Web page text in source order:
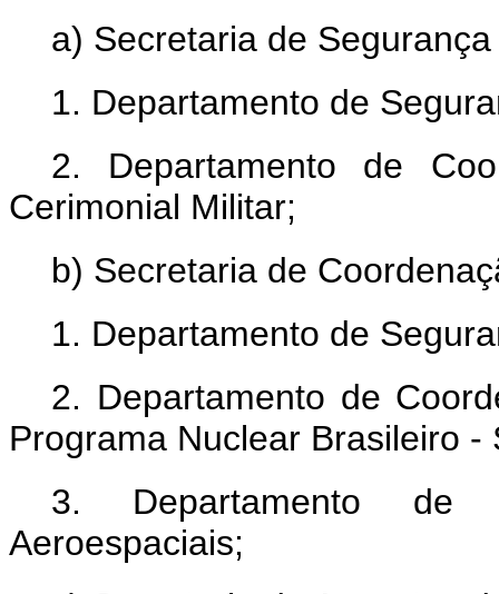
a) Secretaria de
1. Departamento de
2. Departamento de
Cerimonial Militar;
b) Secretaria de
1. Departamento de
2. Departamento de
Programa Nuclear Brasileiro -
3. Departamento de
Aeroespaciais;